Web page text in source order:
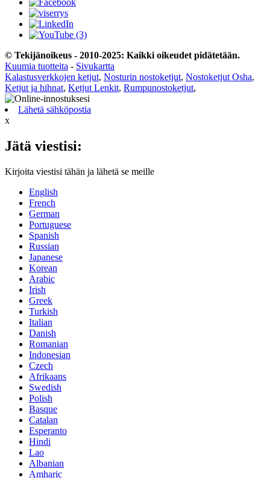
© Tekijänoikeus - 2010-2025: Kaikki oikeudet pidätetään.
Kuumia tuotteita - Sivukartta
Kalastusverkkojen ketjut, Nosturin nostoketjut, Nostoketjut Osha,
Ketjut ja hihnat, Ketjut Lenkit, Rumpunostoketjut,
Lähetä sähköpostia
x
Jätä viestisi:
Kirjoita viestisi tähän ja lähetä se meille
English
French
German
Portuguese
Spanish
Russian
Japanese
Korean
Arabic
Irish
Greek
Turkish
Italian
Danish
Romanian
Indonesian
Czech
Afrikaans
Swedish
Polish
Basque
Catalan
Esperanto
Hindi
Lao
Albanian
Amharic